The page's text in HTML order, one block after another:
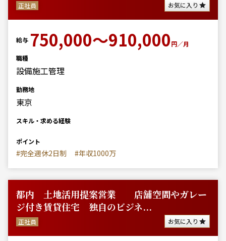
正社員 お気に入り
給与 750,000～910,000円／月
職種
設備施工管理
勤務地
東京
スキル・求める経験
ポイント
#完全週休2日制 #年収1000万
都内 土地活用提案営業 店舗空間やガレー
ジ付き賃貸住宅 独自のビジネ...
正社員 お気に入り